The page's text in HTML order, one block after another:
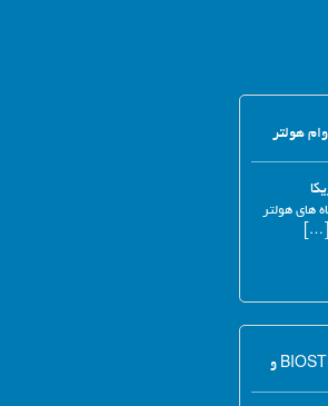
هولتر
های هولتر
[…]
تست ورزش BIOSTRESS و